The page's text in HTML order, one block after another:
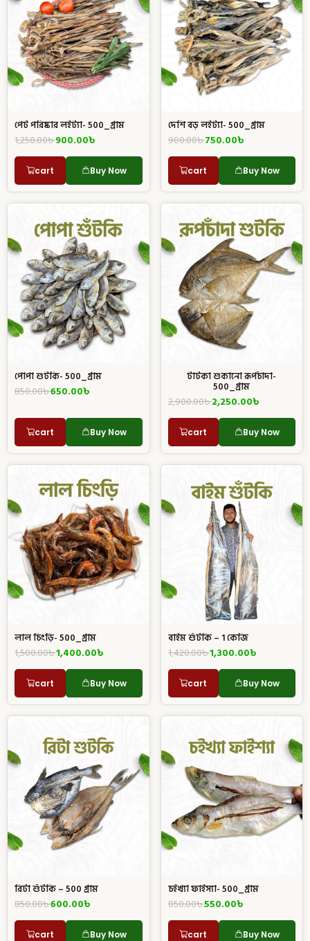
পেট পরিষ্কার লইট্যা- 500_গ্রাম
1,250.00৳900.00৳
cart Buy Now
দেশি বড় লইট্যা- 500_গ্রাম
900.00৳750.00৳
cart Buy Now
পোপা শুটকি- 500_গ্রাম
850.00৳650.00৳
cart Buy Now
টাটকা শুকানো রূপচাঁদা-
500_গ্রাম
2,900.00৳2,250.00৳
cart Buy Now
লাল চিংড়ি- 500_গ্রাম
1,500.00৳1,400.00৳
cart Buy Now
বাইম শুঁটকি – 1 কেজি
1,420.00৳1,300.00৳
cart Buy Now
রিটা শুঁটকি – 500 গ্রাম
850.00৳600.00৳
cart Buy Now
চইখ্যা ফাইস্যা- 500_গ্রাম
850.00৳550.00৳
cart Buy Now